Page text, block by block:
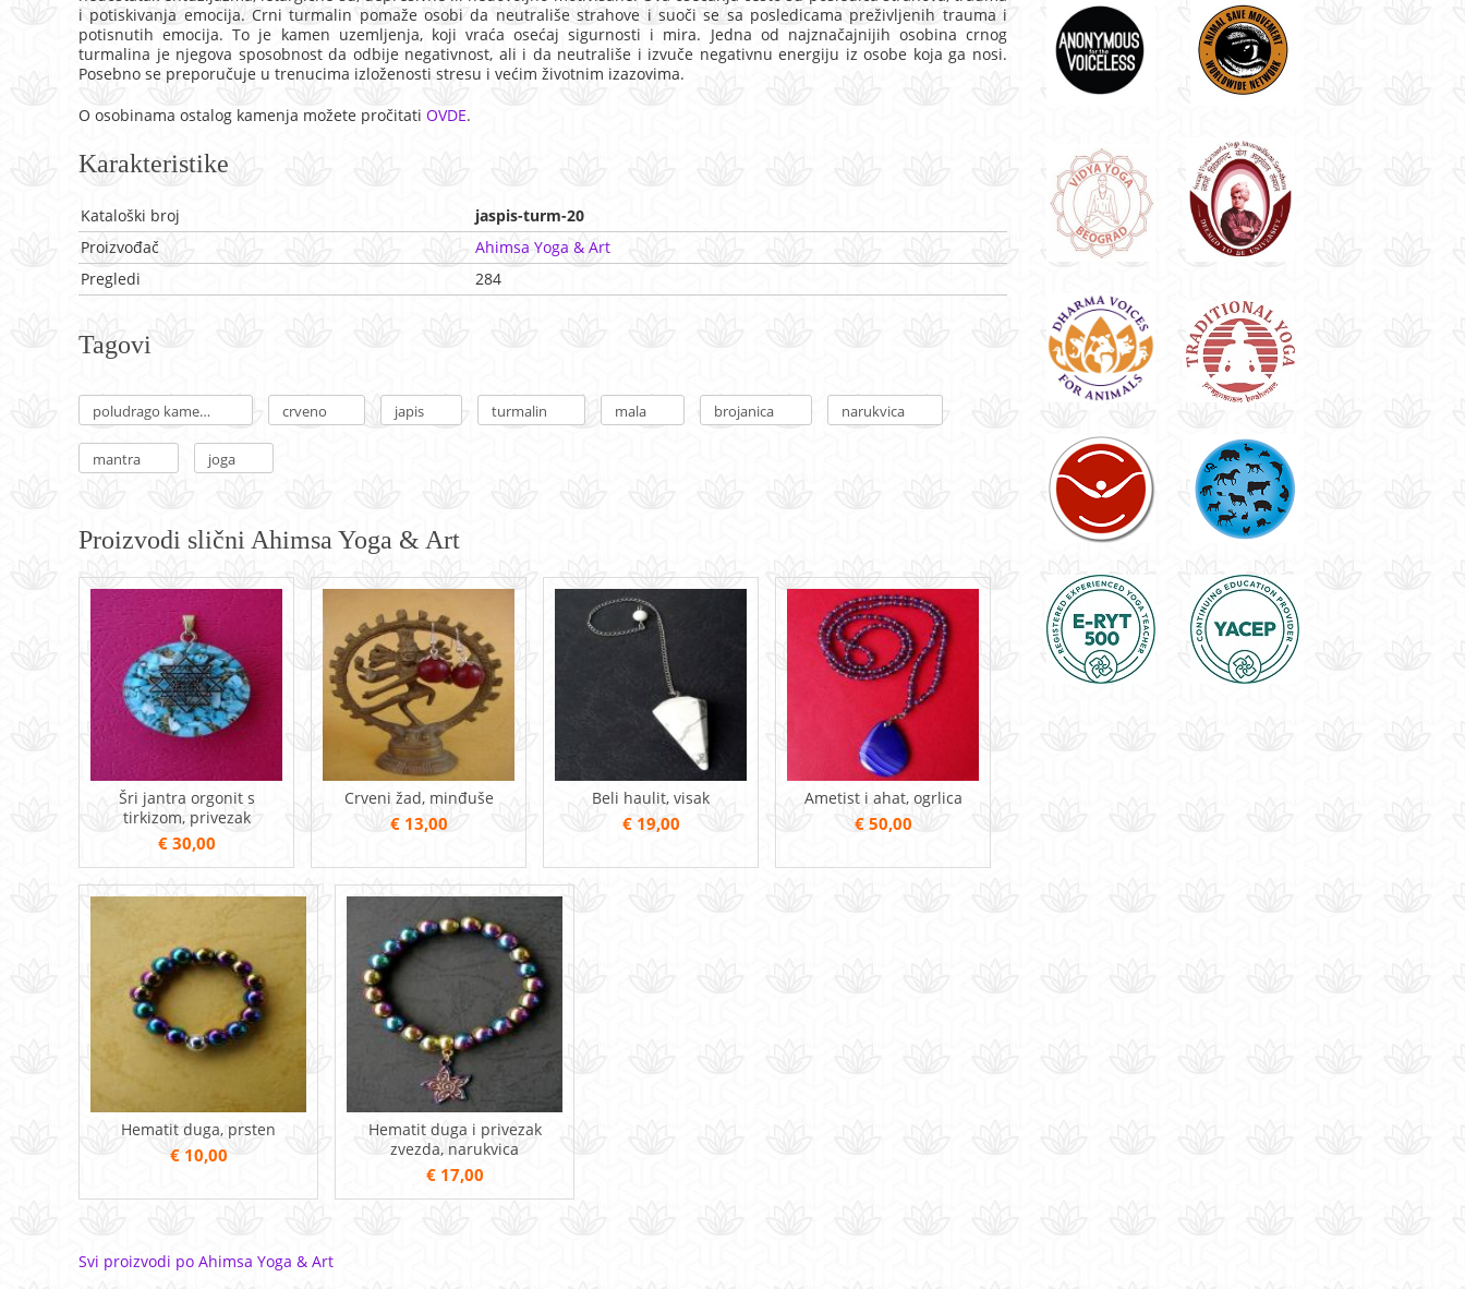
i potiskivanja emocija. Crni turmalin pomaže osobi da neutrališe strahove i suoči se sa posledicama preživljenih trauma i
potisnutih emocija. To je kamen uzemljenja, koji vraća osećaj sigurnosti i mira. Jedna od najznačajnijih osobina crnog
turmalina je njegova sposobnost da odbije negativnost, ali i da neutrališe i izvuče negativnu energiju iz osobe koja ga nosi.
Posebno se preporučuje u trenucima izloženosti stresu i većim životnim izazovima.
O osobinama ostalog kamenja možete pročitati OVDE.
Karakteristike
Kataloški broj
jaspis-turm-20
Proizvođač
Ahimsa Yoga & Art
Pregledi
284
Tagovi
poludrago kamenje crveno japis turmalin mala brojanica narukvica
mantra joga
Proizvodi slični Ahimsa Yoga & Art
Šri jantra orgonit s
tirkizom, privezak
€ 30,00
Crveni žad, minđuše
€ 13,00
Beli haulit, visak
€ 19,00
Ametist i ahat, ogrlica
€ 50,00
Hematit duga, prsten
€ 10,00
Hematit duga i privezak
zvezda, narukvica
€ 17,00
Svi proizvodi po Ahimsa Yoga & Art